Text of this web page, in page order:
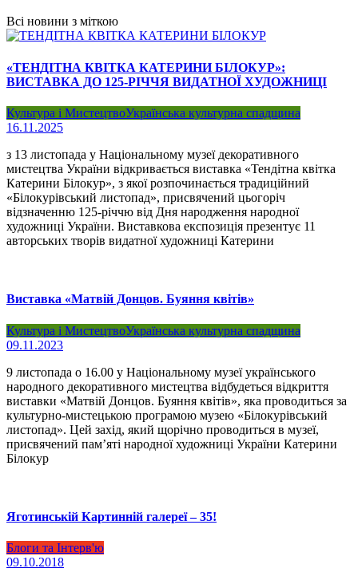
Всі новини з міткою
«ТЕНДІТНА КВІТКА КАТЕРИНИ БІЛОКУР»:
ВИСТАВКА ДО 125-РІЧЧЯ ВИДАТНОЇ ХУДОЖНИЦІ
Культура і МистецтвоУкраїнська культурна спадщина
16.11.2025
з 13 листопада у Національному музеї декоративного
мистецтва України відкривається виставка «Тендітна квітка
Катерини Білокур», з якої розпочинається традиційний
«Білокурівський листопад», присвячений цьогоріч
відзначенню 125-річчю від Дня народження народної
художниці України. Виставкова експозиція презентує 11
авторських творів видатної художниці Катерини
Виставка «Матвій Донцов. Буяння квітів»
Культура і МистецтвоУкраїнська культурна спадщина
09.11.2023
9 листопада о 16.00 у Національному музеї українського
народного декоративного мистецтва відбудеться відкриття
виставки «Матвій Донцов. Буяння квітів», яка проводиться за
культурно-мистецькою програмою музею «Білокурівський
листопад». Цей захід, який щорічно проводиться в музеї,
присвячений пам’яті народної художниці України Катерини
Білокур
Яготинській Картинній галереї – 35!
Блоги та Інтерв'ю
09.10.2018